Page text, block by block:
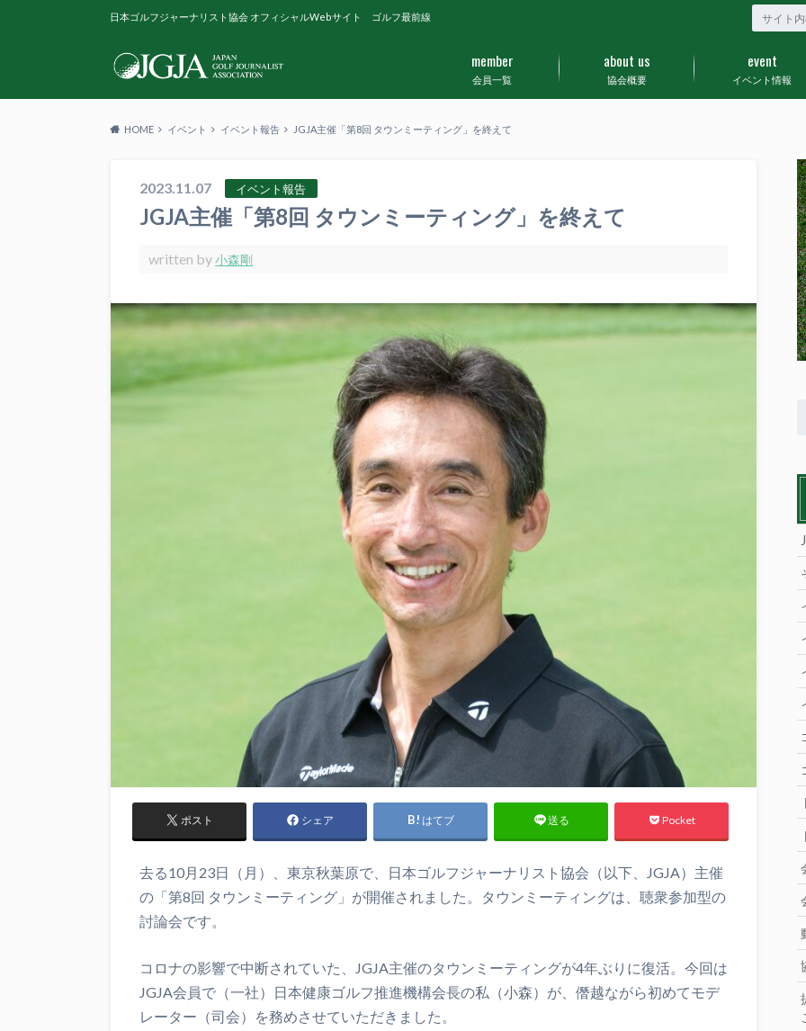
日本ゴルフジャーナリスト協会 オフィシャルWebサイト ゴルフ最前線
会員一覧
member
協会概要
about us
イベント情報
event
HOME イベント イベント報告 JGJA主催「第8回 タウンミーティング」を終えて
2023.11.07 イベント報告
JGJA主催「第8回 タウンミーティング」を終えて
written by小森剛
ポスト シェア はてブ 送る Pocket
去る10月23日（月）、東京秋葉原で、日本ゴルフジャーナリスト協会（以下、JGJA）主催
の「第8回 タウンミーティング」が開催されました。タウンミーティングは、聴衆参加型の
討論会です。
コロナの影響で中断されていた、JGJA主催のタウンミーティングが4年ぶりに復活。今回は
JGJA会員で（一社）日本健康ゴルフ推進機構会長の私（小森）が、僭越ながら初めてモデ
レーター（司会）を務めさせていただきました。